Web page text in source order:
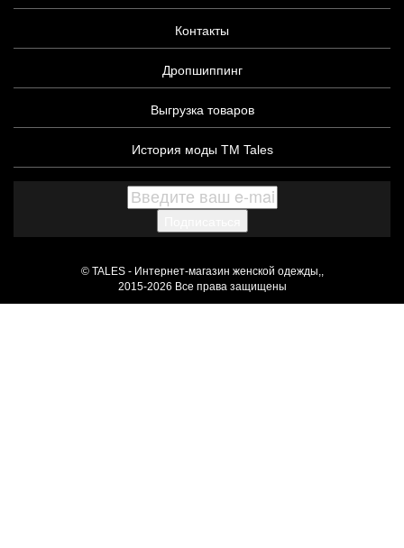
Контакты
Дропшиппинг
Выгрузка товаров
История моды ТМ Tales
© TALES - Интернет-магазин женской одежды,,
2015-2026 Все права защищены